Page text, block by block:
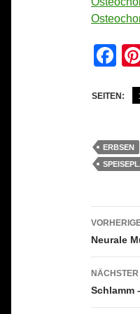
F
c
b
o
k
SEITEN:
ERBSEN
Neurale
Schlamm